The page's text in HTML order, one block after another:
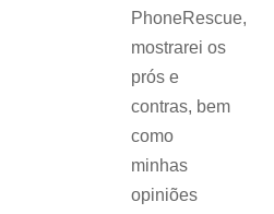
PhoneRescue,
mostrarei os
prós e
contras, bem
como
minhas
opiniões